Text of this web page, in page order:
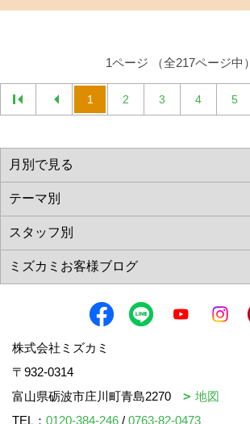
1ページ （全217ページ中）
1 2 3 4 5
株式会社ミズカミ
〒932-0314
富山県砺波市庄川町青島2270
地図
TEL： 0120-384-246 / 0763-82-0473